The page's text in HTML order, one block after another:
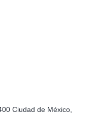
Ciudad de México,